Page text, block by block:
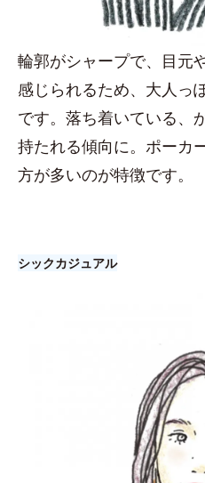
輪郭がシャープで、目元
感じられるため、大人っ
です。落ち着いている、
持たれる傾向に。ポーカ
方が多いのが特徴です。
シックカジュアル